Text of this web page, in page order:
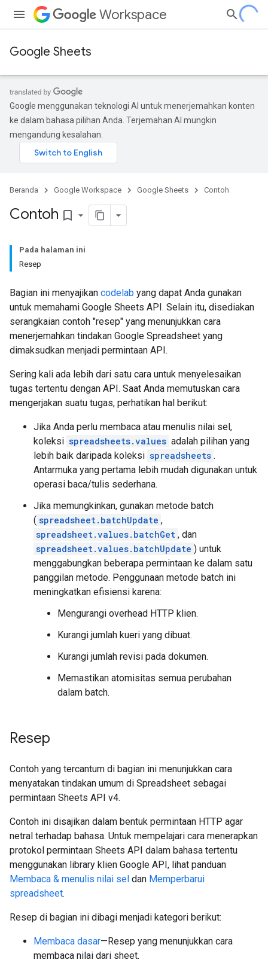
Workspace
Google Sheets
Google menggunakan teknologi AI untuk menerjemahkan konten
ke dalam bahasa pilihan Anda. Terjemahan AI mungkin
mengandung kesalahan.
Beranda Google Workspace Google Sheets Contoh
Contoh bookmark_border
Pada halaman ini
Resep
Bagian ini menyajikan codelab yang dapat Anda gunakan
untuk memahami Google Sheets API. Selain itu, disediakan
serangkaian contoh "resep" yang menunjukkan cara
menerjemahkan tindakan Google Spreadsheet yang
dimaksudkan menjadi permintaan API.
Sering kali ada lebih dari satu cara untuk menyelesaikan
tugas tertentu dengan API. Saat Anda memutuskan cara
mengerjakan suatu tugas, perhatikan hal berikut:
Jika Anda perlu membaca atau menulis nilai sel,
koleksi spreadsheets.values adalah pilihan yang
lebih baik daripada koleksi spreadsheets .
Antarmuka yang pertama lebih mudah digunakan untuk
operasi baca/tulis sederhana.
Jika memungkinkan, gunakan metode batch
( spreadsheet.batchUpdate ,
spreadsheet.values.batchGet , dan
spreadsheet.values.batchUpdate ) untuk
menggabungkan beberapa permintaan ke dalam satu
panggilan metode. Penggunaan metode batch ini
meningkatkan efisiensi karena:
Mengurangi overhead HTTP klien.
Kurangi jumlah kueri yang dibuat.
Kurangi jumlah revisi pada dokumen.
Memastikan atomisitas semua perubahan
dalam batch.
Resep
Contoh yang tercantum di bagian ini menunjukkan cara
menyatakan tindakan umum di Spreadsheet sebagai
permintaan Sheets API v4.
Contoh ini disajikan dalam bentuk permintaan HTTP agar
netral terhadap bahasa. Untuk mempelajari cara menerapkan
protokol permintaan Sheets API dalam bahasa tertentu
menggunakan library klien Google API, lihat panduan
Membaca & menulis nilai sel dan Memperbarui
spreadsheet.
Resep di bagian ini dibagi menjadi kategori berikut:
Membaca dasar—Resep yang menunjukkan cara
membaca nilai dari sheet.